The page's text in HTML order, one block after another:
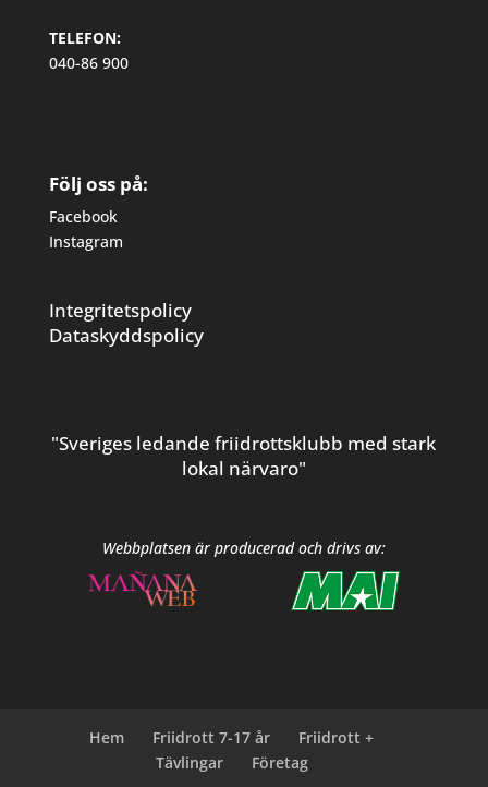
TELEFON:
040-86 900
Följ oss på:
Facebook
Instagram
Integritetspolicy
Dataskyddspolicy
"Sveriges ledande friidrottsklubb med stark
lokal närvaro"
Webbplatsen är producerad och drivs av:
Hem Friidrott 7-17 år
Friidrott +
Tävlingar
Företag